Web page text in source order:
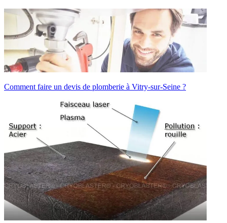
Comment faire un devis de plomberie à Vitry-sur-Seine ?